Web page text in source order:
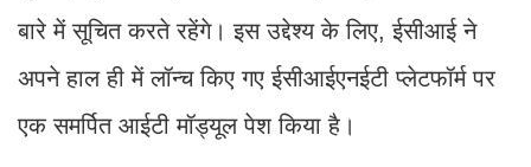
बारे में सूचित करते रहेंगे। इस उद्देश्य के लिए, ईसीआई ने
अपने हाल ही में लॉन्च किए गए ईसीआईएनईटी प्लेटफॉर्म पर
एक समर्पित आईटी मॉड्यूल पेश किया है।